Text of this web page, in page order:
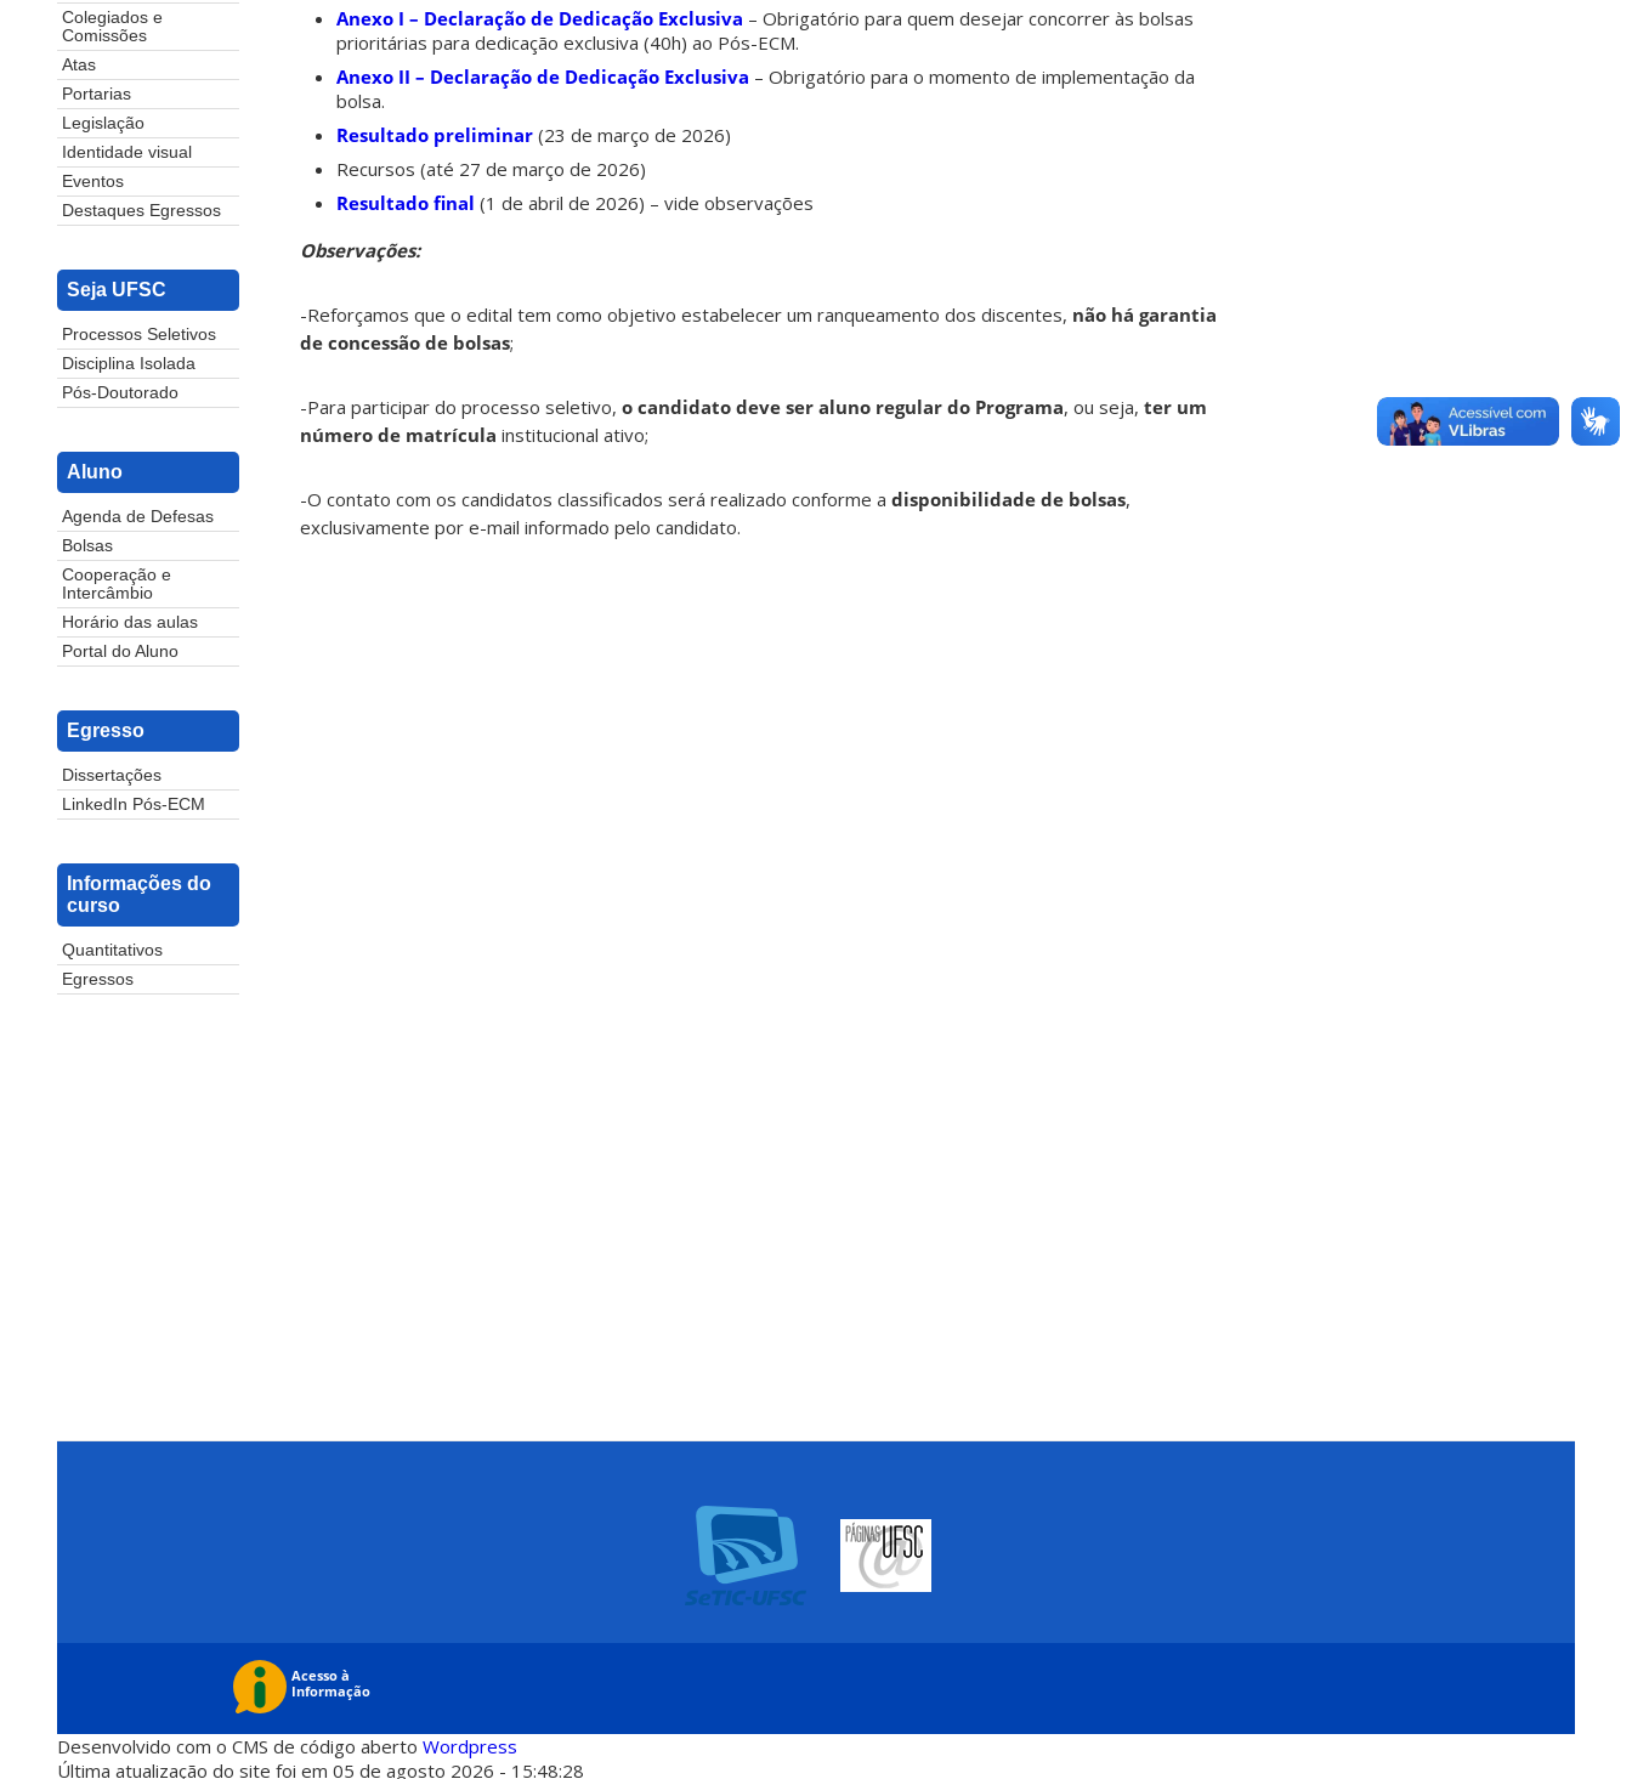
Colegiados e
Comissões
Atas
Portarias
Legislação
Identidade visual
Eventos
Destaques Egressos
Seja UFSC
Processos Seletivos
Disciplina Isolada
Pós-Doutorado
Aluno
Agenda de Defesas
Bolsas
Cooperação e
Intercâmbio
Horário das aulas
Portal do Aluno
Egresso
Dissertações
LinkedIn Pós-ECM
Informações do
curso
Quantitativos
Egressos
Anexo I – Declaração de Dedicação Exclusiva – Obrigatório para quem desejar concorrer às bolsas
prioritárias para dedicação exclusiva (40h) ao Pós-ECM.
Anexo II – Declaração de Dedicação Exclusiva – Obrigatório para o momento de implementação da
bolsa.
Resultado preliminar (23 de março de 2026)
Recursos (até 27 de março de 2026)
Resultado final (1 de abril de 2026) – vide observações
Observações:
-Reforçamos que o edital tem como objetivo estabelecer um ranqueamento dos discentes, não há garantia
de concessão de bolsas;
-Para participar do processo seletivo, o candidato deve ser aluno regular do Programa, ou seja, ter um
número de matrícula institucional ativo;
-O contato com os candidatos classificados será realizado conforme a disponibilidade de bolsas,
exclusivamente por e-mail informado pelo candidato.
Desenvolvido com o CMS de código aberto Wordpress
Última atualização do site foi em 05 de agosto 2026 - 15:48:28